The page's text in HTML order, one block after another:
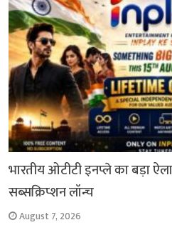
भारतीय ओटीटी इनप्ले का बड़ा
सब्सक्रिप्शन लॉन्च
August 7, 2026